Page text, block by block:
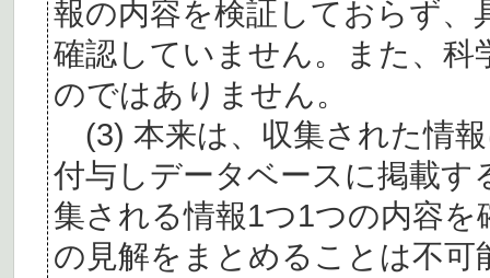
報の内容を検証しておらず、
確認していません。また、
のではありません。
(3) 本来は、収集された情
付与しデータベースに掲載
集される情報1つ1つの内容
の見解をまとめることは不